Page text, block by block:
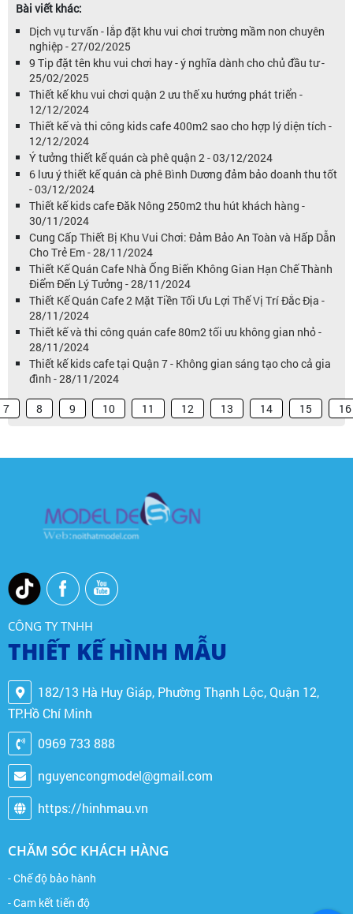
Bài viết khác:
Dịch vụ tư vấn - lắp đặt khu vui chơi trường mầm non chuyên
nghiệp - 27/02/2025
9 Tip đặt tên khu vui chơi hay - ý nghĩa dành cho chủ đầu tư -
25/02/2025
Thiết kế khu vui chơi quận 2 ưu thế xu hướng phát triển -
12/12/2024
Thiết kế và thi công kids cafe 400m2 sao cho hợp lý diện tích -
12/12/2024
Ý tưởng thiết kế quán cà phê quận 2 - 03/12/2024
6 lưu ý thiết kế quán cà phê Bình Dương đảm bảo doanh thu tốt
- 03/12/2024
Thiết kế kids cafe Đăk Nông 250m2 thu hút khách hàng -
30/11/2024
Cung Cấp Thiết Bị Khu Vui Chơi: Đảm Bảo An Toàn và Hấp Dẫn
Cho Trẻ Em - 28/11/2024
Thiết Kế Quán Cafe Nhà Ống Biến Không Gian Hạn Chế Thành
Điểm Đến Lý Tưởng - 28/11/2024
Thiết Kế Quán Cafe 2 Mặt Tiền Tối Ưu Lợi Thế Vị Trí Đắc Địa -
28/11/2024
Thiết kế và thi công quán cafe 80m2 tối ưu không gian nhỏ -
28/11/2024
Thiết kế kids cafe tại Quận 7 - Không gian sáng tạo cho cả gia
đình - 28/11/2024
7 8 9 10 11 12 13 14 15 16
CÔNG TY TNHH
THIẾT KẾ HÌNH MẪU
182/13 Hà Huy Giáp, Phường Thạnh Lộc, Quận 12,
TP.Hồ Chí Minh
0969 733 888
nguyencongmodel@gmail.com
https://hinhmau.vn
CHĂM SÓC KHÁCH HÀNG
- Chế độ bảo hành
- Cam kết tiến độ